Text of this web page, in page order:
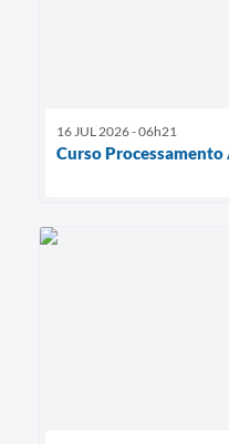
16 JUL 2026 - 06h21
Curso Processamento